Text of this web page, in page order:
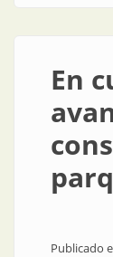
En
Publicado